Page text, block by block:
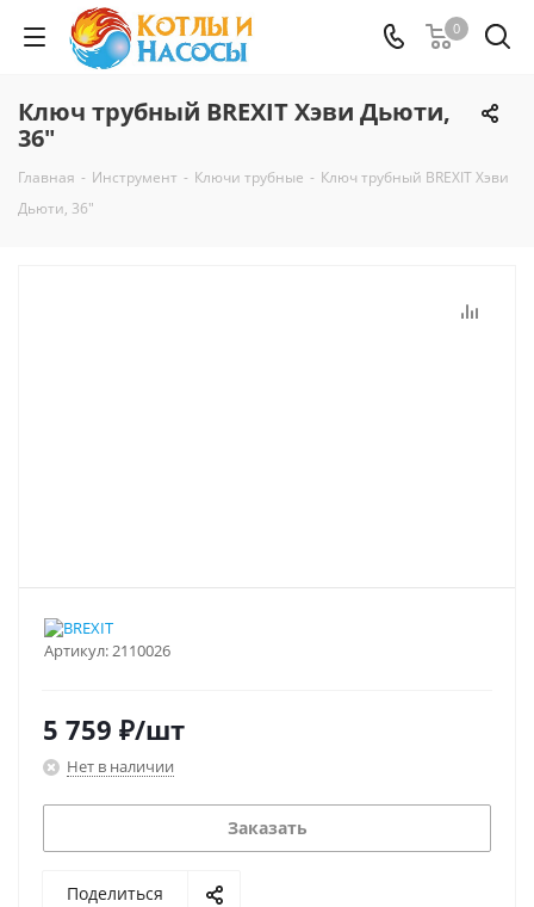
0
Ключ трубный BREXIT Хэви Дьюти,
36"
Главная - Инструмент - Ключи трубные - Ключ трубный BREXIT Хэви
Дьюти, 36"
Артикул:2110026
5 759 ₽/шт
Нет в наличии
Заказать
Поделиться